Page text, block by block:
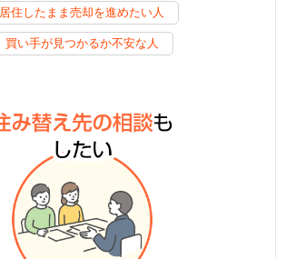
居住したまま売却を進めたい人
買い手が見つかるか不安な人